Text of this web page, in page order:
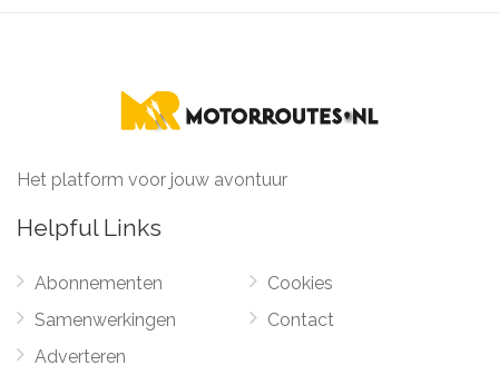
Het platform voor jouw avontuur
Helpful Links
Abonnementen
Samenwerkingen
Adverteren
Cookies
Contact